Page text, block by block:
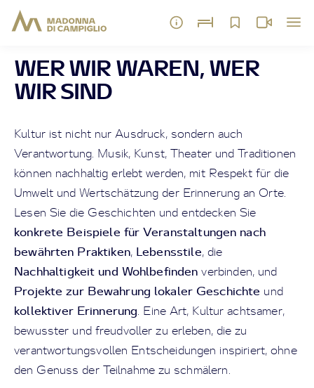
WER WIR WAREN, WER
WIR SIND
Kultur ist nicht nur Ausdruck, sondern auch
Verantwortung. Musik, Kunst, Theater und Traditionen
können nachhaltig erlebt werden, mit Respekt für die
Umwelt und Wertschätzung der Erinnerung an Orte.
Lesen Sie die Geschichten und entdecken Sie
konkrete Beispiele für Veranstaltungen nach
bewährten Praktiken, Lebensstile, die
Nachhaltigkeit und Wohlbefinden verbinden, und
Projekte zur Bewahrung lokaler Geschichte und
kollektiver Erinnerung. Eine Art, Kultur achtsamer,
bewusster und freudvoller zu erleben, die zu
verantwortungsvollen Entscheidungen inspiriert, ohne
den Genuss der Teilnahme zu schmälern.